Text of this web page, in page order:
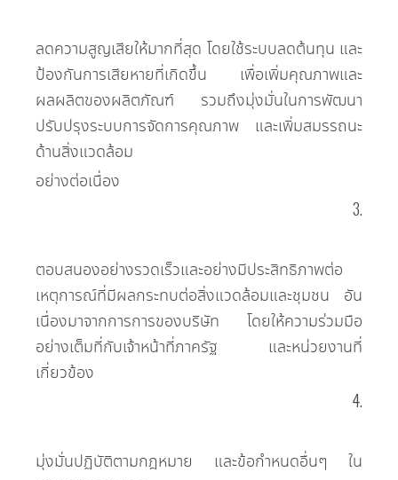
ลดความสูญเสียให้มากที่สุด โดยใช้ระบบลดต้นทุน และ
ป้องกันการเสียหายที่เกิดขึ้น เพื่อเพิ่มคุณภาพและ
ผลผลิตของผลิตภัณฑ์ รวมถึงมุ่งมั่นในการพัฒนา
ปรับปรุงระบบการจัดการคุณภาพ และเพิ่มสมรรถนะ
ด้านสิ่งแวดล้อม
อย่างต่อเนื่อง
3.
ตอบสนองอย่างรวดเร็วและอย่างมีประสิทธิภาพต่อ
เหตุการณ์ที่มีผลกระทบต่อสิ่งแวดล้อมและชุมชน อัน
เนื่องมาจากการการของบริษัท โดยให้ความร่วมมือ
อย่างเต็มที่กับเจ้าหน้าที่ภาครัฐ และหน่วยงานที่
เกี่ยวข้อง
4.
มุ่งมั่นปฏิบัติตามกฎหมาย และข้อกำหนดอื่นๆ ใน